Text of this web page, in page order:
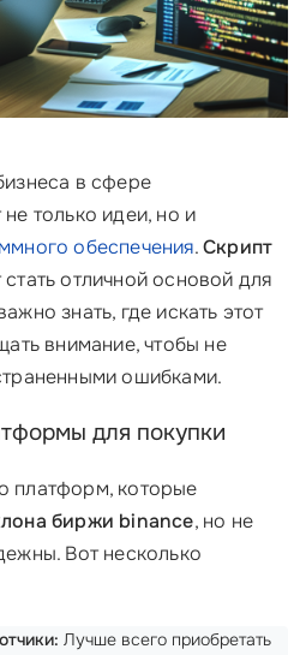
в сфере
только идеи, но и
обеспечения.Скрипт
отличной основой для
знать, где искать этот
внимание, чтобы не
ошибками.
для покупки
платформ, которые
биржи binance, но не
Вот несколько
Лучше всего приобретать